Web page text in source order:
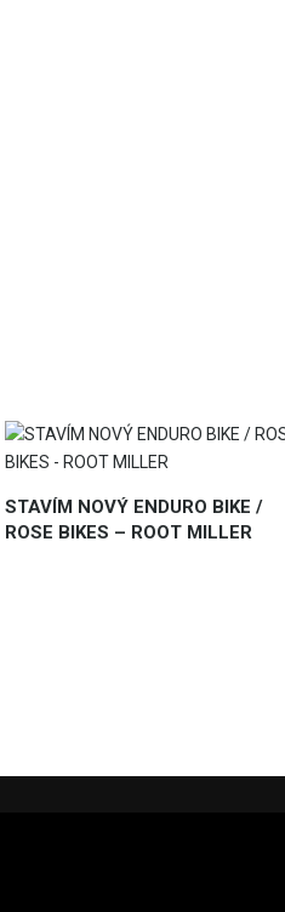
STAVÍM NOVÝ ENDURO BIKE /
ROSE BIKES – ROOT MILLER